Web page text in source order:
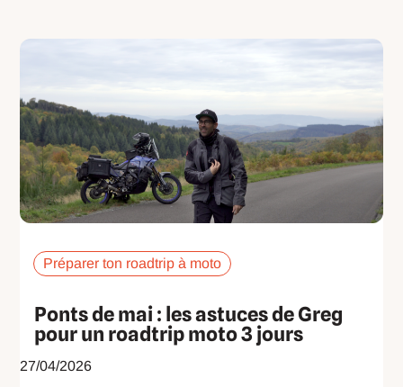
Préparer ton roadtrip à moto
Ponts de mai : les astuces de Greg
pour un roadtrip moto 3 jours
27/04/2026